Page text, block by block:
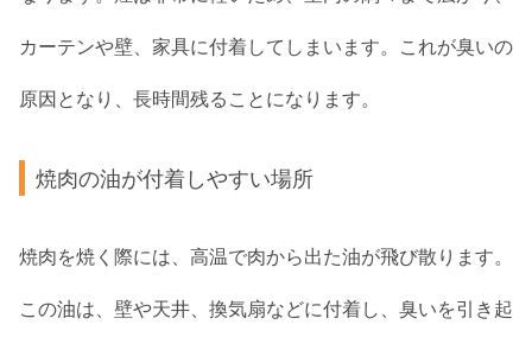
カーテンや壁、家具に付着してしまいます。これが臭いの
原因となり、長時間残ることになります。
焼肉の油が付着しやすい場所
焼肉を焼く際には、高温で肉から出た油が飛び散ります。
この油は、壁や天井、換気扇などに付着し、臭いを引き起